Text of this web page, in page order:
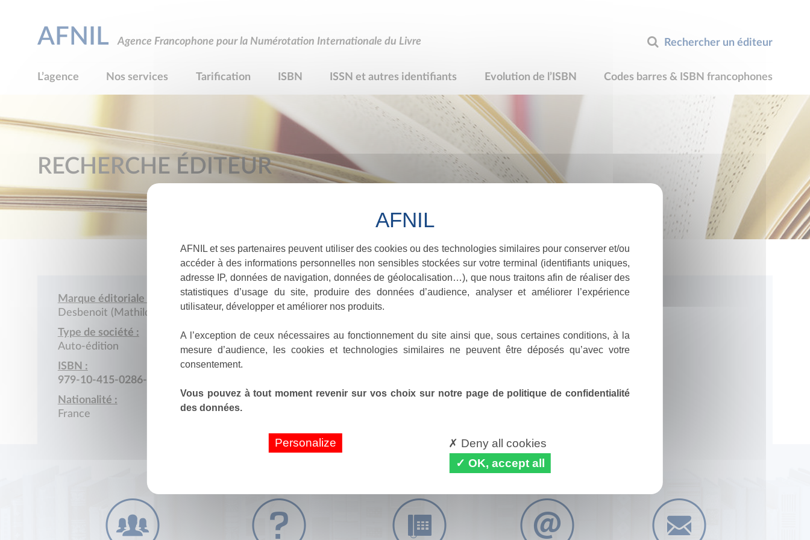
Rechercher un éditeur
AFNIL Agence Francophone pour la Numérotation Internationale du Livre
L’agence Nos services Tarification ISBN ISSN et autres identifiants Evolution de l’ISBN Codes barres & ISBN francophones
RECHERCHE ÉDITEUR
Marque éditoriale :
Desbenoit (Mathilde)
Type de société :
Auto-édition
ISBN :
979-10-415-0286-8
Nationalité :
France
AFNIL et ses partenaires peuvent utiliser des cookies ou des technologies similaires pour conserver et/ou
accéder à des informations personnelles non sensibles stockées sur votre terminal (identifiants uniques,
adresse IP, données de navigation, données de géolocalisation…), que nous traitons afin de réaliser des
statistiques d’usage du site, produire des données d’audience, analyser et améliorer l’expérience
utilisateur, développer et améliorer nos produits.
A l’exception de ceux nécessaires au fonctionnement du site ainsi que, sous certaines conditions, à la
mesure d’audience, les cookies et technologies similaires ne peuvent être déposés qu’avec votre
consentement.
Vous pouvez à tout moment revenir sur vos choix sur notre page de politique de confidentialité
des données.
Personalize
Deny all cookies
OK, accept all